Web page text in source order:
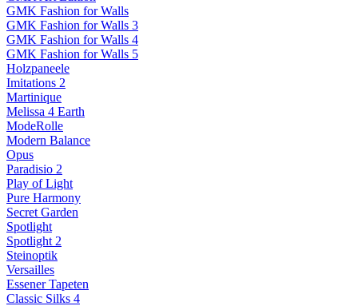
GMK Fashion for Walls
GMK Fashion for Walls 3
GMK Fashion for Walls 4
GMK Fashion for Walls 5
Holzpaneele
Imitations 2
Martinique
Melissa 4 Earth
ModeRolle
Modern Balance
Opus
Paradisio 2
Play of Light
Pure Harmony
Secret Garden
Spotlight
Spotlight 2
Steinoptik
Versailles
Essener Tapeten
Classic Silks 4